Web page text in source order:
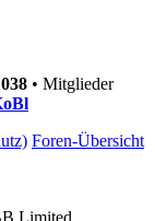
• Mitglieder
Foren-Übersicht